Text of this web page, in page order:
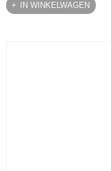
IN WINKELWAGEN